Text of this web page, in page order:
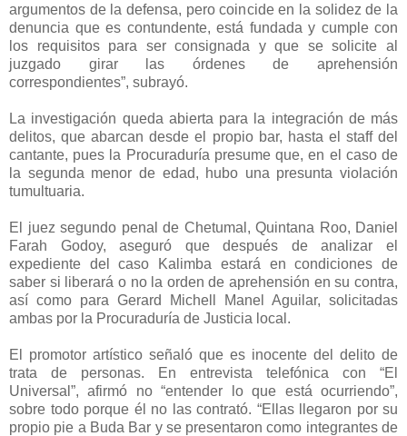
argumentos de la defensa, pero coincide en la solidez de la
denuncia que es contundente, está fundada y cumple con
los requisitos para ser consignada y que se solicite al
juzgado girar las órdenes de aprehensión
correspondientes”, subrayó.
La investigación queda abierta para la integración de más
delitos, que abarcan desde el propio bar, hasta el staff del
cantante, pues la Procuraduría presume que, en el caso de
la segunda menor de edad, hubo una presunta violación
tumultuaria.
El juez segundo penal de Chetumal, Quintana Roo, Daniel
Farah Godoy, aseguró que después de analizar el
expediente del caso Kalimba estará en condiciones de
saber si liberará o no la orden de aprehensión en su contra,
así como para Gerard Michell Manel Aguilar, solicitadas
ambas por la Procuraduría de Justicia local.
El promotor artístico señaló que es inocente del delito de
trata de personas. En entrevista telefónica con “El
Universal”, afirmó no “entender lo que está ocurriendo”,
sobre todo porque él no las contrató. “Ellas llegaron por su
propio pie a Buda Bar y se presentaron como integrantes de